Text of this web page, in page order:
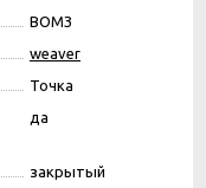
ВОМЗ
weaver
Точка
да
закрытый